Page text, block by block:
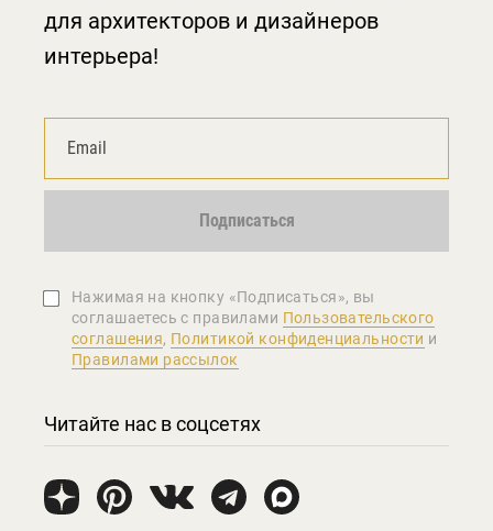
для архитекторов и дизайнеров
интерьера!
Подписаться
Нажимая на кнопку «Подписаться», вы
соглашаетеcь с правилами Пользовательского
соглашения, Политикой конфиденциальности и
Правилами рассылок
Читайте нас в соцсетях